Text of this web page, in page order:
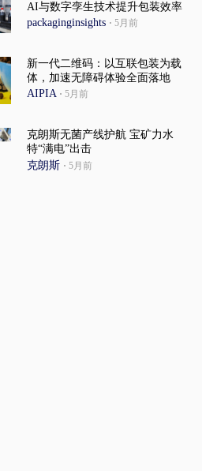
AI与数字孪生技术提升包装效率
packaginginsights · 5月前
新一代二维码：以互联包装为载
体，加速无障碍体验全面落地
AIPIA · 5月前
克朗斯无菌产线护航 宝矿力水
特“满电”出击
克朗斯 · 5月前